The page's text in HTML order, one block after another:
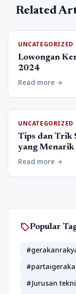
Related
UNCATEGORIZED
Lowongan
2024
Read more arrow_forward
UNCATEGORIZED
Tips dan Trik
yang Menarik
Read more arrow_forward
sellPopular
#Jurusan